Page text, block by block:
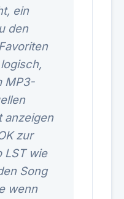
ein
den
MP3-
anzeigen
zur
LST wie
Song
wenn